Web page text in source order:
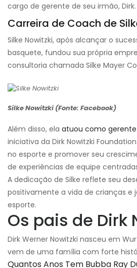
cargo de gerente de seu irmão, Dirk.
Carreira de Coach de
Silke Nowitzki, após alcançar o
basquete, fundou sua própria
consultoria chamada Silke Mayer
Silke Nowitzki (Fonte: Facebook)
Além disso, ela atuou como gerente
iniciativa da Dirk Nowitzki
no esporte e promover seu
de experiências de equipe
A dedicação de Silke reflete seu
positivamente a vida de crianças e
esporte.
Os pais de Dirk
Dirk Werner Nowitzki nasceu em
vem de uma família com forte
Quantos Anos Tem Bubba Ray